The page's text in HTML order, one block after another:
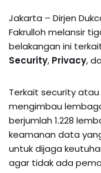
Jakarta – Dirjen
Fakrulloh melansir
belakangan ini
Security, Privacy,
Terkait security
mengimbau
berjumlah 1.228
keamanan data
untuk dijaga
agar tidak ada